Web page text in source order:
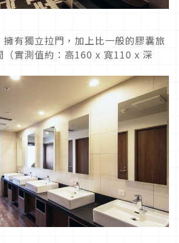
有獨立拉門，加上比一般的膠囊旅
（實測值約：高160 x 寬110 x 深